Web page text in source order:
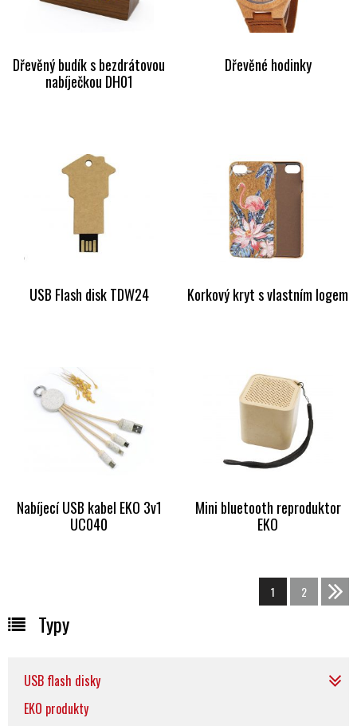
Dřevěný budík s bezdrátovou
nabíječkou DH01
Dřevěné hodinky
USB Flash disk TDW24 Korkový kryt s vlastním logem
Nabíjecí USB kabel EKO 3v1
UC040
Mini bluetooth reproduktor
EKO
1 2 >>
Typy
USB flash disky
EKO produkty